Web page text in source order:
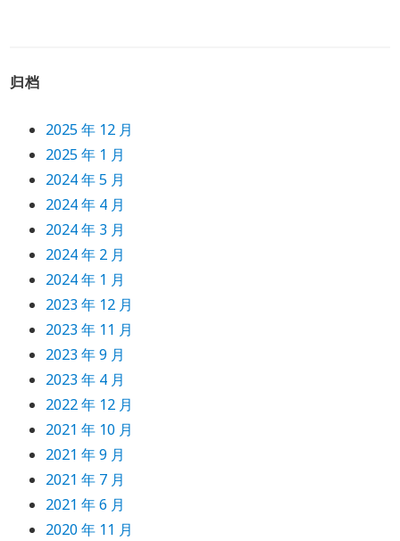
归档
2025 年 12 月
2025 年 1 月
2024 年 5 月
2024 年 4 月
2024 年 3 月
2024 年 2 月
2024 年 1 月
2023 年 12 月
2023 年 11 月
2023 年 9 月
2023 年 4 月
2022 年 12 月
2021 年 10 月
2021 年 9 月
2021 年 7 月
2021 年 6 月
2020 年 11 月